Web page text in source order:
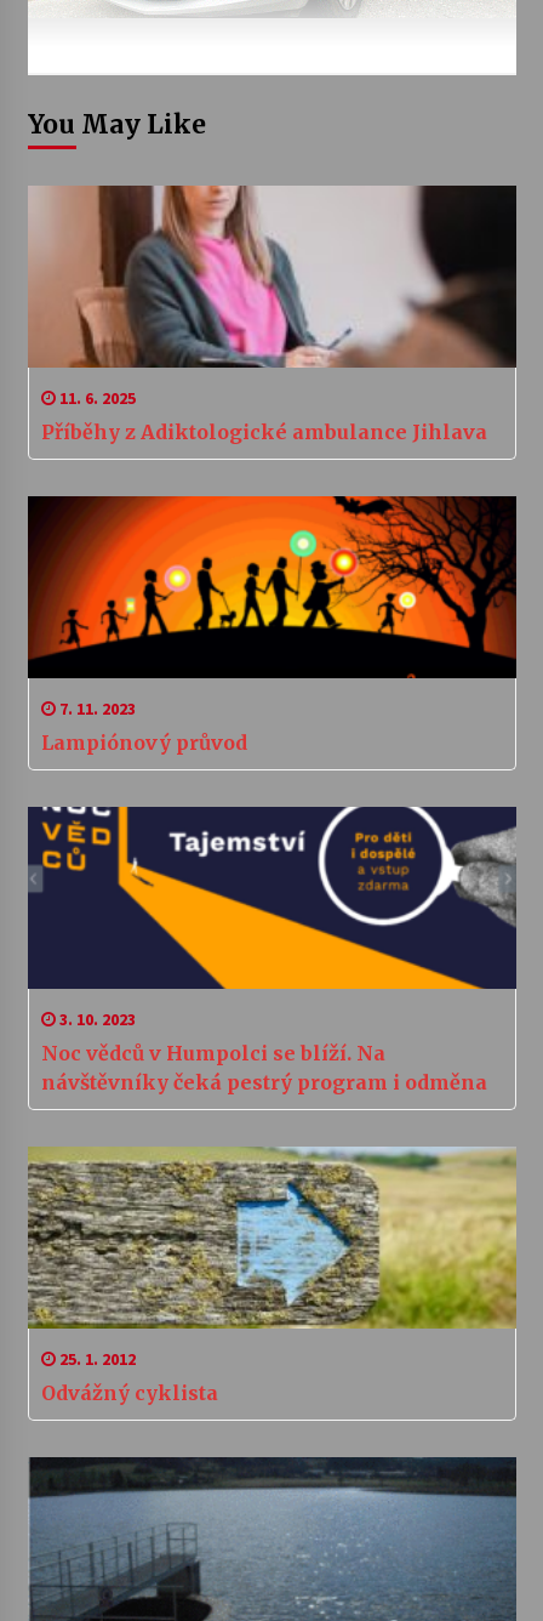
You May Like
11. 6. 2025
Příběhy z Adiktologické ambulance Jihlava
7. 11. 2023
Lampiónový průvod
3. 10. 2023
Noc vědců v Humpolci se blíží. Na
návštěvníky čeká pestrý program i odměna
25. 1. 2012
Odvážný cyklista